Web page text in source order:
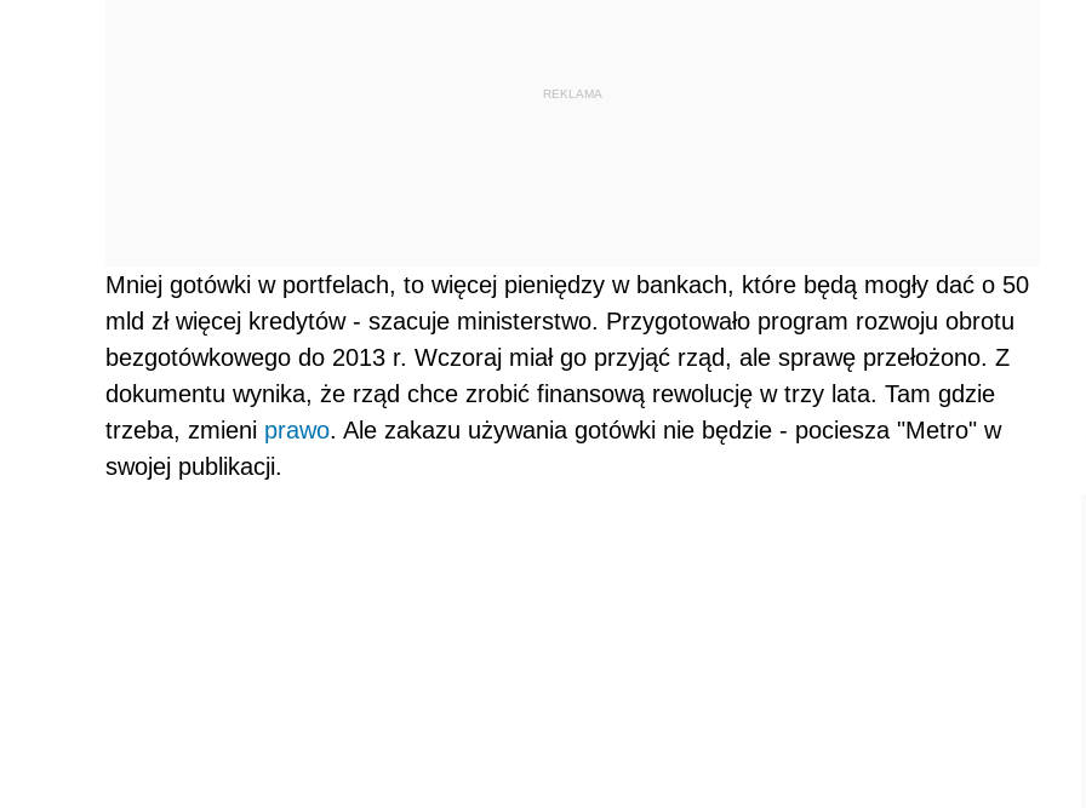
REKLAMA
Mniej gotówki w portfelach, to więcej pieniędzy w bankach, które będą mogły dać o 50
mld zł więcej kredytów - szacuje ministerstwo. Przygotowało program rozwoju obrotu
bezgotówkowego do 2013 r. Wczoraj miał go przyjąć rząd, ale sprawę przełożono. Z
dokumentu wynika, że rząd chce zrobić finansową rewolucję w trzy lata. Tam gdzie
trzeba, zmieni prawo. Ale zakazu używania gotówki nie będzie - pociesza "Metro" w
swojej publikacji.